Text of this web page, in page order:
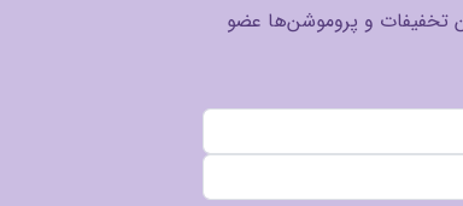
تخفیفات و پروموشن‌ها عضو